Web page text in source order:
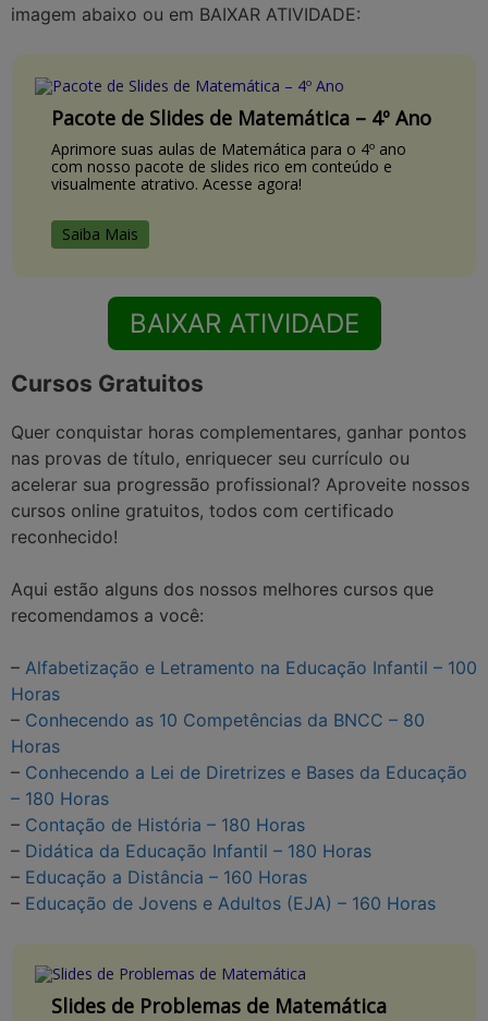
imagem abaixo ou em BAIXAR ATIVIDADE:
Pacote de Slides de Matemática – 4º Ano
Aprimore suas aulas de Matemática para o 4º ano
com nosso pacote de slides rico em conteúdo e
visualmente atrativo. Acesse agora!
Saiba Mais
BAIXAR ATIVIDADE
Cursos Gratuitos
Quer conquistar horas complementares, ganhar pontos
nas provas de título, enriquecer seu currículo ou
acelerar sua progressão profissional? Aproveite nossos
cursos online gratuitos, todos com certificado
reconhecido!
Aqui estão alguns dos nossos melhores cursos que
recomendamos a você:
– Alfabetização e Letramento na Educação Infantil – 100
Horas
– Conhecendo as 10 Competências da BNCC – 80
Horas
– Conhecendo a Lei de Diretrizes e Bases da Educação
– 180 Horas
– Contação de História – 180 Horas
– Didática da Educação Infantil – 180 Horas
– Educação a Distância – 160 Horas
– Educação de Jovens e Adultos (EJA) – 160 Horas
Slides de Problemas de Matemática